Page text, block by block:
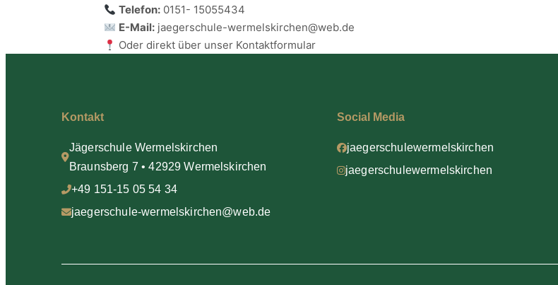
Telefon: 0151- 15055434
E-Mail: jaegerschule-wermelskirchen@web.de
Oder direkt über unser Kontaktformular
Kontakt
Jägerschule Wermelskirchen
Braunsberg 7 • 42929 Wermelskirchen
+49 151-15 05 54 34
jaegerschule-wermelskirchen@web.de
Social Media
jaegerschulewermelskirchen
jaegerschulewermelskirchen